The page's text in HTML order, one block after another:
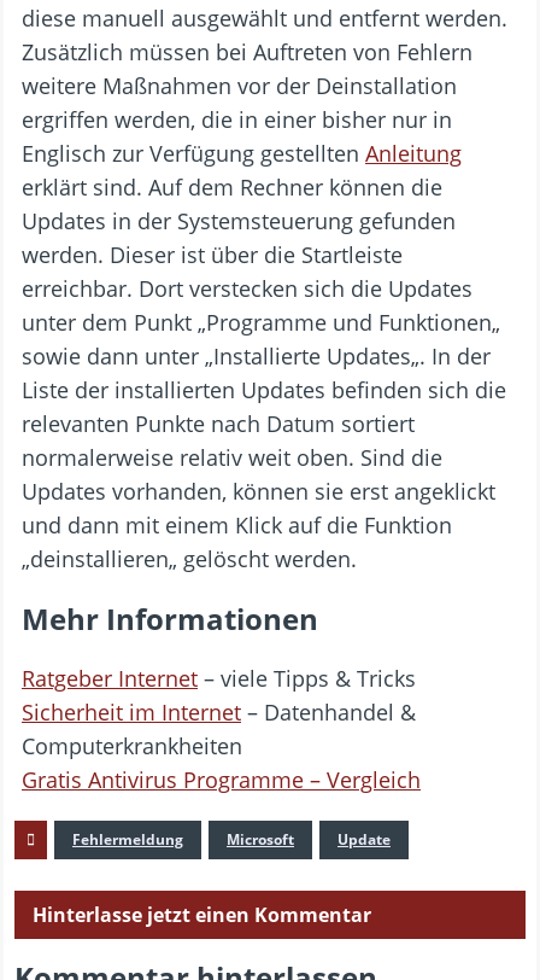
diese manuell ausgewählt und entfernt werden.
Zusätzlich müssen bei Auftreten von Fehlern
weitere Maßnahmen vor der Deinstallation
ergriffen werden, die in einer bisher nur in
Englisch zur Verfügung gestellten Anleitung
erklärt sind. Auf dem Rechner können die
Updates in der Systemsteuerung gefunden
werden. Dieser ist über die Startleiste
erreichbar. Dort verstecken sich die Updates
unter dem Punkt „Programme und Funktionen„
sowie dann unter „Installierte Updates„. In der
Liste der installierten Updates befinden sich die
relevanten Punkte nach Datum sortiert
normalerweise relativ weit oben. Sind die
Updates vorhanden, können sie erst angeklickt
und dann mit einem Klick auf die Funktion
„deinstallieren„ gelöscht werden.
Mehr Informationen
Ratgeber Internet – viele Tipps & Tricks
Sicherheit im Internet – Datenhandel &
Computerkrankheiten
Gratis Antivirus Programme – Vergleich
Fehlermeldung Microsoft Update
Hinterlasse jetzt einen Kommentar